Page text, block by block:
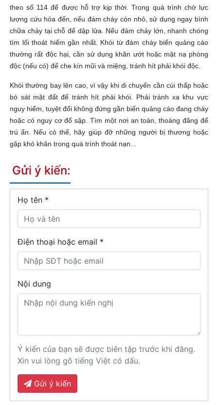
theo số 114 để được hỗ trợ kịp thời. Trong quá trình chờ lực
lượng cứu hỏa đến, nếu đám cháy còn nhỏ, sử dụng ngay bình
chữa cháy tại chỗ để dập lửa. Nếu đám cháy lớn, nhanh chóng
tìm lối thoát hiểm gần nhất. Khói từ đám cháy biển quảng cáo
thường rất độc hại, cần sử dụng khăn ướt hoặc mặt nạ phòng
độc (nếu có) để che kín mũi và miệng, tránh hít phải khói độc.
Khói thường bay lên cao, vì vậy khi di chuyển cần cúi thấp hoặc
bò sát mặt đất để tránh hít phải khói. Phải tránh xa khu vực
nguy hiểm, tuyệt đối không đứng gần biển quảng cáo đang cháy
hoặc có nguy cơ đổ sập. Tìm một nơi an toàn, thoáng đãng để
trú ẩn. Nếu có thể, hãy giúp đỡ những người bị thương hoặc
gặp khó khăn trong quá trình thoát nạn...
Gửi ý kiến:
Họ tên *
Điện thoại hoặc email *
Nội dung
Ý kiến của bạn sẽ được biên tập trước khi đăng.
Xin vui lòng gõ tiếng Việt có dấu.
Gửi ý kiến